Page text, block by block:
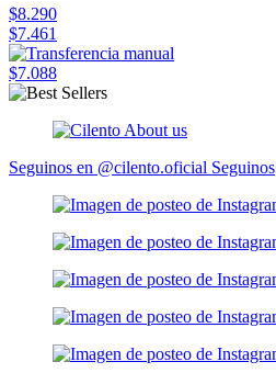
$8.290
$7.461
$7.088
Seguinos en @cilento.oficial Seguinos